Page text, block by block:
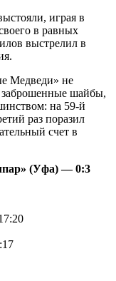
играя в
в равных
выстрелил в
Медведи» не
заброшенные шайбы,
на 59-й
раз поразил
счет в
(Уфа) — 0:3